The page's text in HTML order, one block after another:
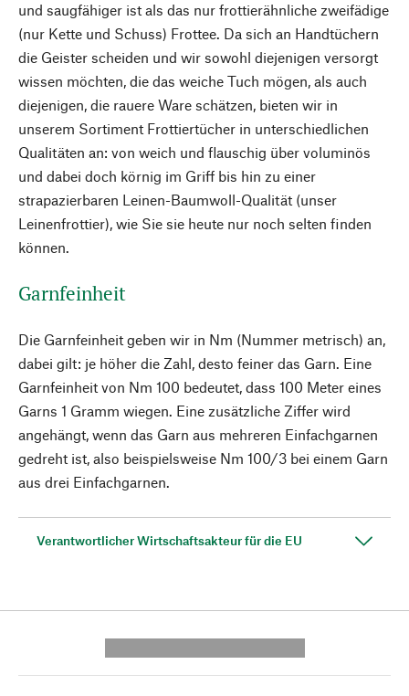
und saugfähiger ist als das nur frottierähnliche zweifädige
(nur Kette und Schuss) Frottee. Da sich an Handtüchern
die Geister scheiden und wir sowohl diejenigen versorgt
wissen möchten, die das weiche Tuch mögen, als auch
diejenigen, die rauere Ware schätzen, bieten wir in
unserem Sortiment Frottiertücher in unterschiedlichen
Qualitäten an: von weich und flauschig über voluminös
und dabei doch körnig im Griff bis hin zu einer
strapazierbaren Leinen-Baumwoll-Qualität (unser
Leinenfrottier), wie Sie sie heute nur noch selten finden
können.
Garnfeinheit
Die Garnfeinheit geben wir in Nm (Nummer metrisch) an,
dabei gilt: je höher die Zahl, desto feiner das Garn. Eine
Garnfeinheit von Nm 100 bedeutet, dass 100 Meter eines
Garns 1 Gramm wiegen. Eine zusätzliche Ziffer wird
angehängt, wenn das Garn aus mehreren Einfachgarnen
gedreht ist, also beispielsweise Nm 100/3 bei einem Garn
aus drei Einfachgarnen.
Verantwortlicher Wirtschaftsakteur für die EU